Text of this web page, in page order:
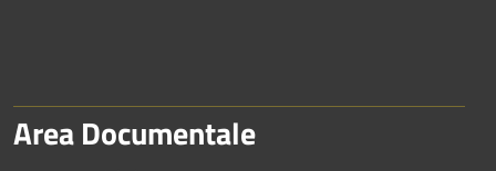
Area Documentale